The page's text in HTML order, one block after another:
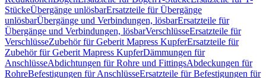
StückeÜbergänge unlösbarErsatzteile für Übergänge
unlösbarÜbergänge und Verbindungen, lösbarErsatzteile für
Übergänge und Verbindungen, lösbarVerschlüsseErsatzteile für
VerschlüsseZubehör für Geberit Mapress KupferErsatzteile für
Zubehör für Geberit Mapress KupferDämmungen für
AnschlüsseAbdichtungen für Rohre und FittingsAbdeckungen für
RohreBefestigungen für AnschlüsseErsatzteile für Befestigungen für